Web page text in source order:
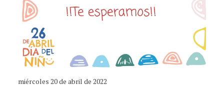
miércoles 20 de abril de 2022